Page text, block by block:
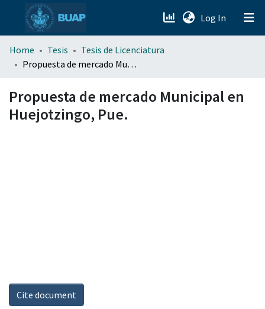
Log In (current)
menu.section.about_menu
Home Tesis
Tesis de Licenciatura
Propuesta de mercado Municipal en Huejotzingo, Pue.
Propuesta de mercado Municipal en
Huejotzingo, Pue.
Cite document